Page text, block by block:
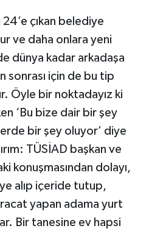
24’e çıkan belediye
ve daha onlara yeni
dünya kadar arkadaşa
sonrası için de bu tip
Öyle bir noktadayız ki
‘Bu bize dair bir şey
bir şey oluyor’ diye
TÜSİAD başkan ve
konuşmasından dolayı,
alıp içeride tutup,
yapan adama yurt
Bir tanesine ev hapsi